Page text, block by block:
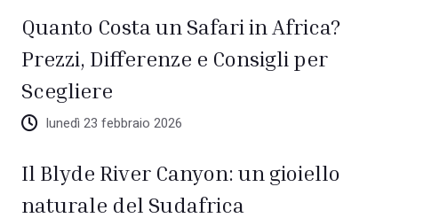
Quanto Costa un Safari in Africa?
Prezzi, Differenze e Consigli per
Scegliere
lunedì 23 febbraio 2026
Il Blyde River Canyon: un gioiello
naturale del Sudafrica